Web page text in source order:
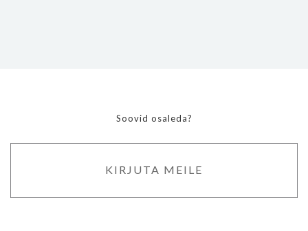
Soovid osaleda?
KIRJUTA MEILE